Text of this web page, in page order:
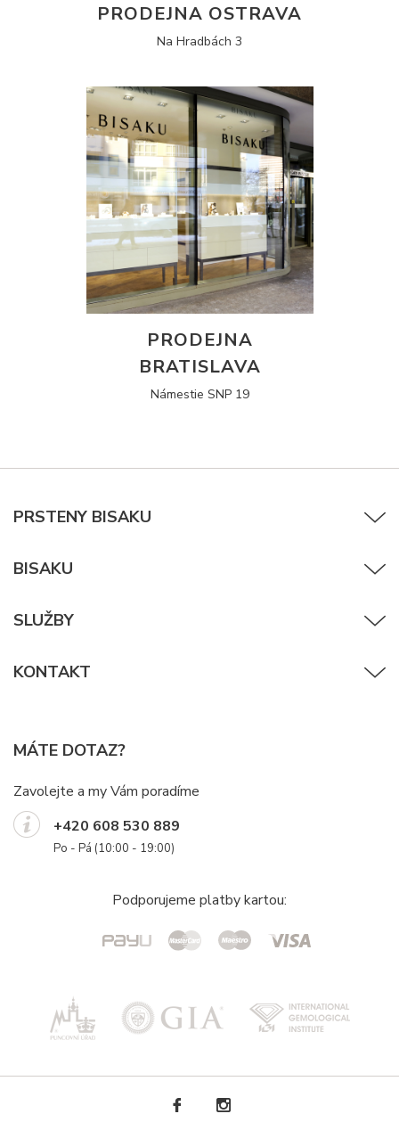
PRODEJNA OSTRAVA
Na Hradbách 3
PRODEJNA
BRATISLAVA
Námestie SNP 19
PRSTENY BISAKU
BISAKU
SLUŽBY
KONTAKT
MÁTE DOTAZ?
Zavolejte a my Vám poradíme
+420 608 530 889
Po - Pá (10:00 - 19:00)
Podporujeme platby kartou: